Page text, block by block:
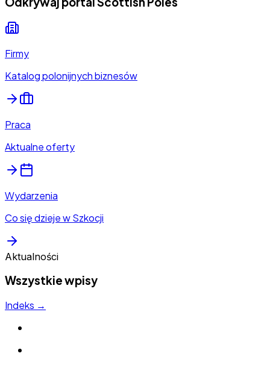
Firmy
Katalog polonijnych biznesów
Praca
Aktualne oferty
Wydarzenia
Co się dzieje w Szkocji
Aktualności
Wszystkie wpisy
Indeks →